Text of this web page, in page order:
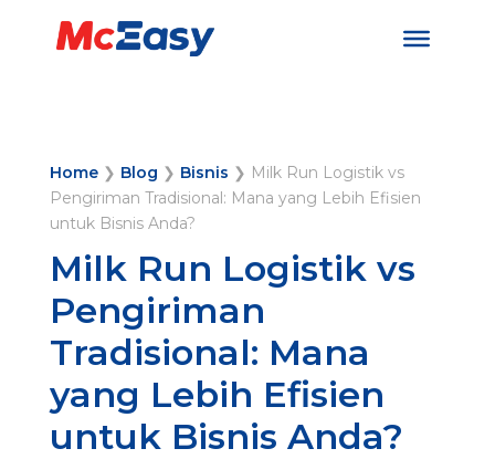
Home❯ Blog ❯ Bisnis ❯ Milk Run Logistik vs
Pengiriman Tradisional: Mana yang Lebih Efisien
untuk Bisnis Anda?
Milk Run Logistik vs
Pengiriman
Tradisional: Mana
yang Lebih Efisien
untuk Bisnis Anda?